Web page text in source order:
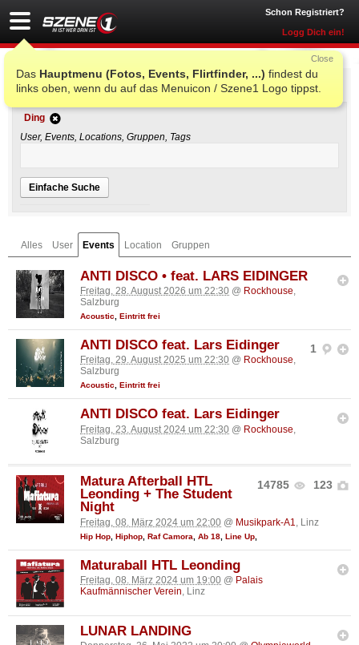
Schon Registriert?
Logg Dich ein!
Das Hauptmenu (Fotos, Events, Flirtfinder, ...) findest du
links oben, wenn du auf das Menuicon / Szene1 Logo tippst.
Close
Einfache Suche
Ding
User, Events, Locations, Gruppen, Tags
Einfache Suche
Alles User Events Location Gruppen
ANTI DISCO • feat. LARS EIDINGER
Freitag, 28. August 2026 um 22:30 @ Rockhouse,
Salzburg
Acoustic Eintritt frei
1
ANTI DISCO feat. Lars Eidinger
Freitag, 29. August 2025 um 22:30 @ Rockhouse,
Salzburg
Acoustic, Eintritt frei
ANTI DISCO feat. Lars Eidinger
Freitag, 23. August 2024 um 22:30 @ Rockhouse
Salzburg
14785 123
Matura Afterball HTL
Leonding + The Student
Night
Freitag, 08. März 2024 um 22:00 @ Musikpark-A1 , Linz
Hip Hop Hiphop Raf Camora Ab 18 Line Up
Maturaball HTL Leonding
Freitag, 08. März 2024 um 19:00 @ Palais
Kaufmännischer Verein, Linz
LUNAR LANDING